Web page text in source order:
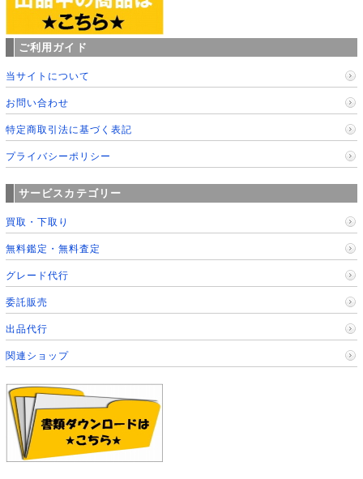
ご利用ガイド
当サイトについて
お問い合わせ
特定商取引法に基づく表記
プライバシーポリシー
サービスカテゴリー
買取・下取り
無料鑑定・無料査定
グレード代行
委託販売
出品代行
関連ショップ